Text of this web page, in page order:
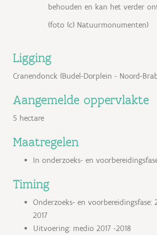
behouden en kan het verder
(foto (c) Natuurmonumenten)
Ligging
Cranendonck (Budel-Dorplein - Noord-
Aangemelde oppervlakte
5 hectare
Maatregelen
In onderzoeks- en
Timing
Onderzoeks- en voorbereidingsfase:
2017
Uitvoering: medio 2017 -2018